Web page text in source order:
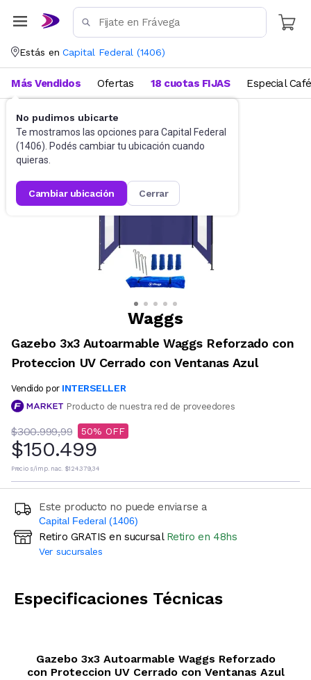
Estás en Capital Federal (1406)
No pudimos ubicarte
Te mostramos las opciones para Capital Federal
(1406). Podés cambiar tu ubicación cuando
quieras.
cambiar ubicación cerrar
Más Vendidos Ofertas 18 cuotas FIJAS Especial Café
Jardín Gazebos
Waggs
Gazebo 3x3 Autoarmable Waggs Reforzado con
Proteccion UV Cerrado con Ventanas Azul
Vendido por INTERSELLER
Producto de nuestra red de proveedores
$300.999,99 50
$150.499
Precio s/imp. nac. $124.379,34
Este producto no puede enviarse a
Capital Federal (1406)
Ingresá código postal (sólo números)
Retiro GRATIS en sucursal Retiro en 48hs
Ver sucursales
Especificaciones Técnicas
Gazebo 3x3 Autoarmable Waggs Reforzado
con Proteccion UV Cerrado con Ventanas Azul